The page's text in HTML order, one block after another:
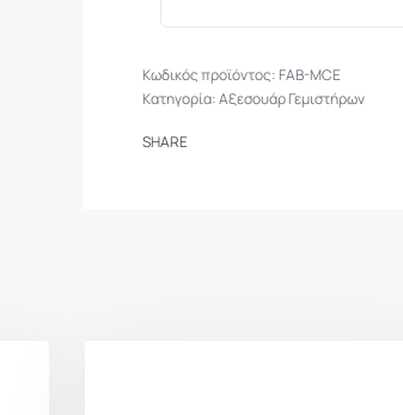
FAB-MCE
Κατηγορία:Αξεσουάρ Γεμιστήρων
SHARE